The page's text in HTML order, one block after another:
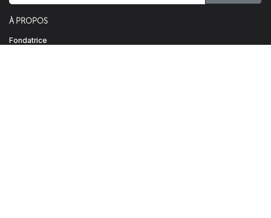
À PROPOS
Fondatrice